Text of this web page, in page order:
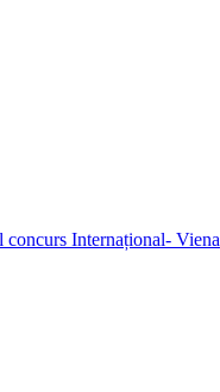
Internațional- Viena